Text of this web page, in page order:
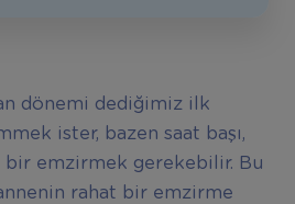
dönemi dediğimiz ilk
ister, bazen saat başı,
bir emzirmek gerekebilir. Bu
rahat bir emzirme